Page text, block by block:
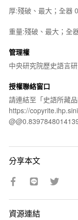
厚:殘破、最大；全器
重量:殘破、最大；全
管理權
中央研究院歷史語言
授權聯絡窗口
請連結至「史語所藏
https://
分享本文
資源連結